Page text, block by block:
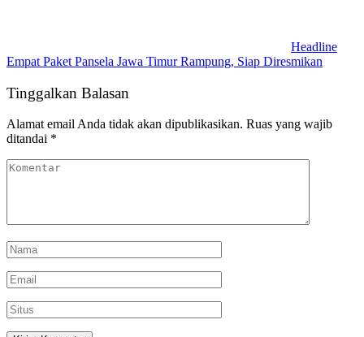
Headline
Empat Paket Pansela Jawa Timur Rampung, Siap Diresmikan
Tinggalkan Balasan
Alamat email Anda tidak akan dipublikasikan. Ruas yang wajib
ditandai *